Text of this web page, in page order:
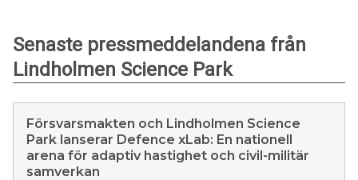
Senaste pressmeddelandena från
Lindholmen Science Park
Försvarsmakten och Lindholmen Science
Park lanserar Defence xLab: En nationell
arena för adaptiv hastighet och civil-militär
samverkan